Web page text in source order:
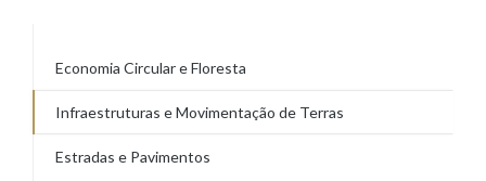
Economia Circular e Floresta
Infraestruturas e Movimentação de Terras
Estradas e Pavimentos